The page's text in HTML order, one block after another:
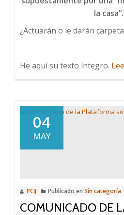
la casa”.
¿Actuarán o le darán
He aquí su texto íntegro.
04
MAY
PCIJ Publicado en Sin categoría
COMUNICADO DE